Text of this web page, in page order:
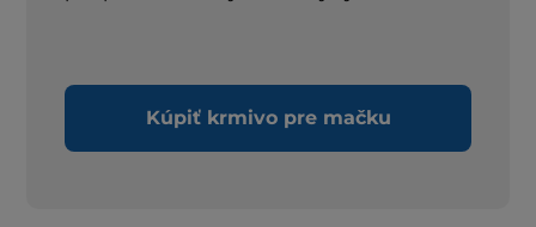
Kúpiť krmivo pre mačku